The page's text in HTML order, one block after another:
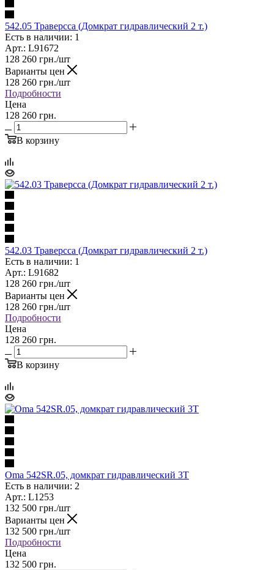
542.05 Траверсса (Домкрат гидравлический 2 т.)
Есть в наличии: 1
Арт.: L91672
128 260 грн./шт
Варианты цен
128 260 грн./шт
Подробности
Цена
128 260 грн.
В корзину
542.03 Траверсса (Домкрат гидравлический 2 т.)
Есть в наличии: 1
Арт.: L91682
128 260 грн./шт
Варианты цен
128 260 грн./шт
Подробности
Цена
128 260 грн.
В корзину
Oma 542SR.05, домкрат гидравлический 3Т
Есть в наличии: 2
Арт.: L1253
132 500 грн./шт
Варианты цен
132 500 грн./шт
Подробности
Цена
132 500 грн.